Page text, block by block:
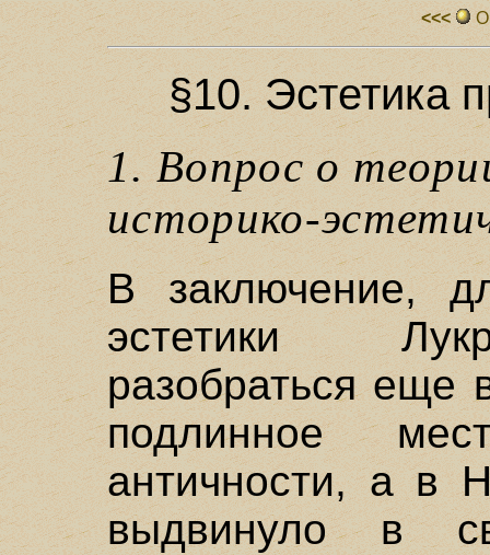
<<<
§10. Эстетика
1. Вопрос о
историко-
В заключение,
эстетики
разобраться еще
подлинное
античности, а в
выдвинуло в